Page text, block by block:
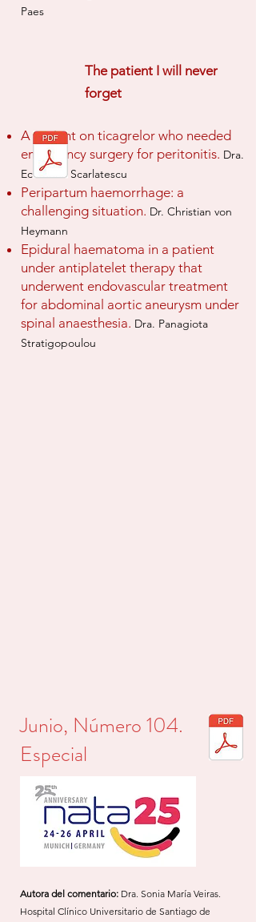
Paes
The patient I will never
forget
A patient on ticagrelor who needed
emergency surgery for peritonitis. Dra.
Ecaterina Scarlatescu
Peripartum haemorrhage: a
challenging situation. Dr. Christian von
Heymann
Epidural haematoma in a patient
under antiplatelet therapy that
underwent endovascular treatment
for abdominal aortic aneurysm under
spinal anaesthesia. Dra. Panagiota
Stratigopoulou
Junio, Número 104.
Especial
Autora del comentario: Dra. Sonia María Veiras.
Hospital Clínico Universitario de Santiago de